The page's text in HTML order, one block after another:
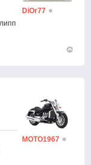
DiOr77
MOTO1967